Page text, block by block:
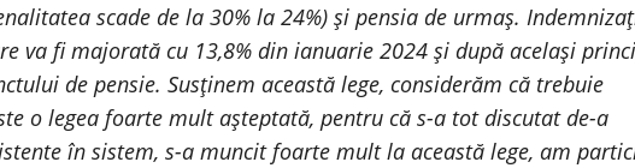
scade de la 30% la 24%) şi pensia de urmaş.
va fi majorată cu 13,8% din ianuarie 2024 şi după acelaşi
de pensie. Susţinem această lege, considerăm că trebuie
o legea foarte mult aşteptată, pentru că s-a tot discutat de-a
în sistem, s-a muncit foarte mult la această lege, am